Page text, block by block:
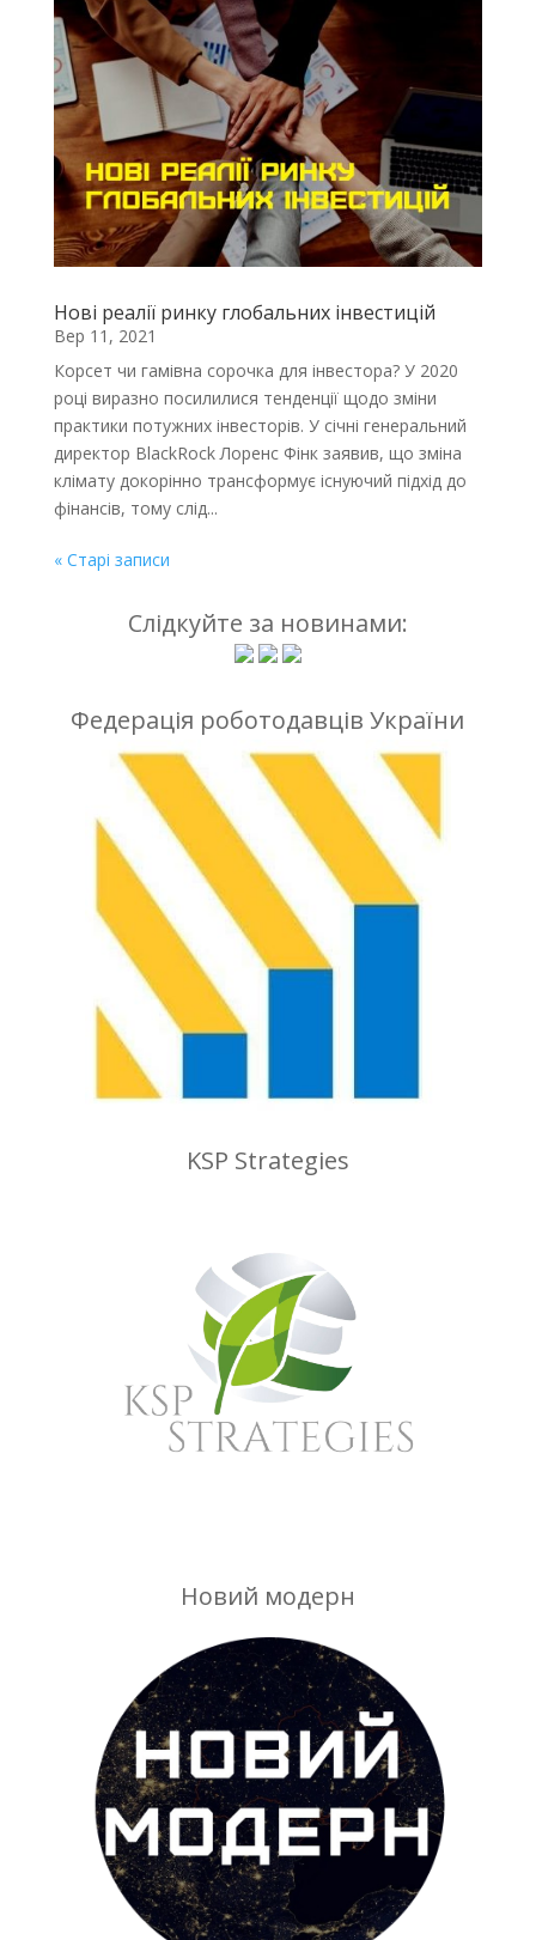
Нові реалії ринку глобальних інвестицій
Вер 11, 2021
Корсет чи гамівна сорочка для інвестора? У 2020
році виразно посилилися тенденції щодо зміни
практики потужних інвесторів. У січні генеральний
директор BlackRock Лоренс Фінк заявив, що зміна
клімату докорінно трансформує існуючий підхід до
фінансів, тому слід...
« Старі записи
Слідкуйте за новинами:
Федерація роботодавців України
KSP Strategies
Новий модерн